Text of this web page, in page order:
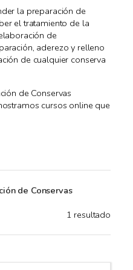
la preparación de
el tratamiento de la
de
aderezo y relleno
de cualquier conserva
de Conservas
cursos online que
de Conservas
1 resultado